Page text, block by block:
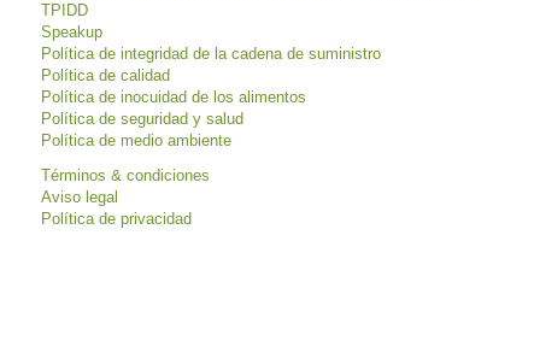
TPIDD
Speakup
Política de integridad de la cadena de suministro
Política de calidad
Política de inocuidad de los alimentos
Política de seguridad y salud
Política de medio ambiente
Términos & condiciones
Aviso legal
Política de privacidad